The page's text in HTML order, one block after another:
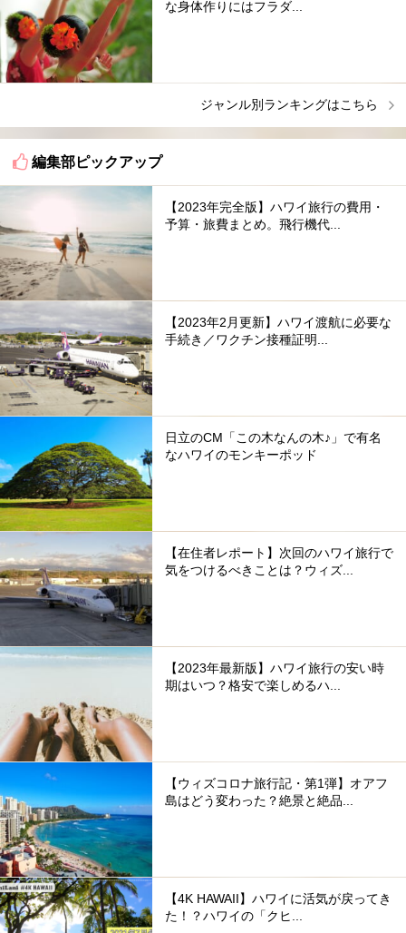
な身体作りにはフラダ...
ジャンル別ランキングはこちら
編集部ピックアップ
【2023年完全版】ハワイ旅行の費用・
予算・旅費まとめ。飛行機代...
【2023年2月更新】ハワイ渡航に必要な
手続き／ワクチン接種証明...
日立のCM「この木なんの木♪」で有名
なハワイのモンキーポッド
【在住者レポート】次回のハワイ旅行で
気をつけるべきことは？ウィズ...
【2023年最新版】ハワイ旅行の安い時
期はいつ？格安で楽しめるハ...
【ウィズコロナ旅行記・第1弾】オアフ
島はどう変わった？絶景と絶品...
【4K HAWAII】ハワイに活気が戻ってき
た！？ハワイの「クヒ...